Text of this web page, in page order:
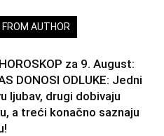
FROM AUTHOR
za 9. August:
DONOSI ODLUKE: Jedni
ljubav, drugi dobivaju
a treći konačno saznaju